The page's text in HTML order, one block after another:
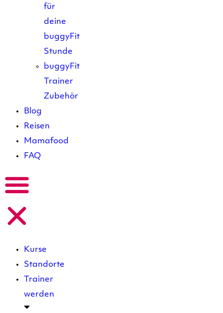
für
deine
buggyFit
Stunde
buggyFit
Trainer
Zubehör
Blog
Reisen
Mamafood
FAQ
Kurse
Standorte
Trainer
werden